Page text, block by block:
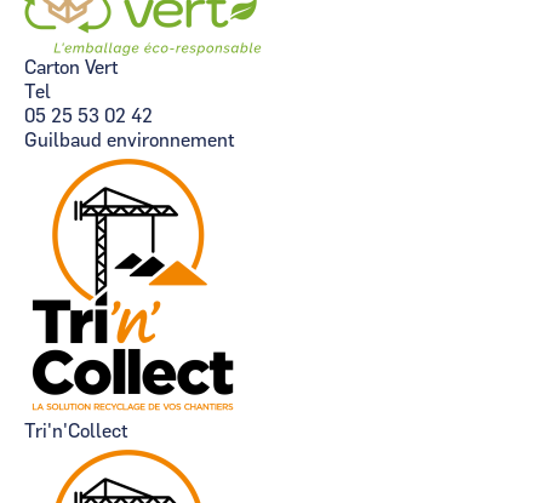
Carton Vert
Tel
05 25 53 02 42
Guilbaud environnement
Tri'n'Collect